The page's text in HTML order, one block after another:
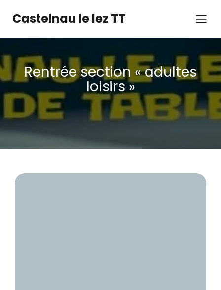
Castelnau le lez TT
Rentrée section « adultes
loisirs »